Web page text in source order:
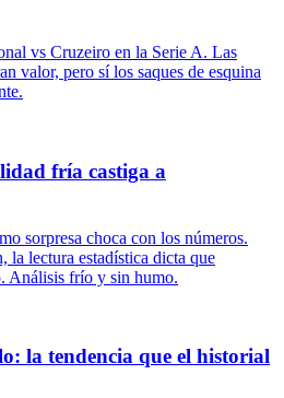
vs Cruzeiro en la Serie A. Las
valor, pero sí los saques de esquina
fría castiga a
sorpresa choca con los números.
la lectura estadística dicta que
Análisis frío y sin humo.
la tendencia que el historial